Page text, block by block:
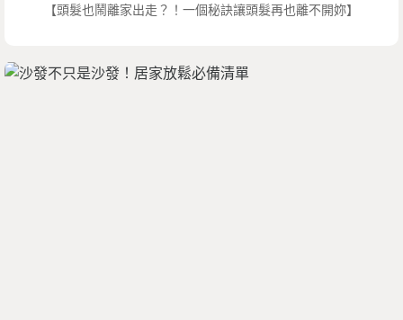
【頭髮也鬧離家出走？！一個秘訣讓頭髮再也離不開妳】